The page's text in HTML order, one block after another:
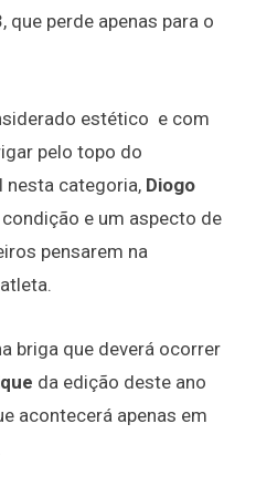
, que perde apenas para o
estético e com
pelo topo do
categoria, Diogo
e um aspecto de
pensarem na
briga que deverá ocorrer
da edição deste ano
acontecerá apenas em